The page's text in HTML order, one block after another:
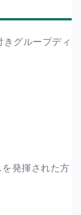
グループディ
発揮された方